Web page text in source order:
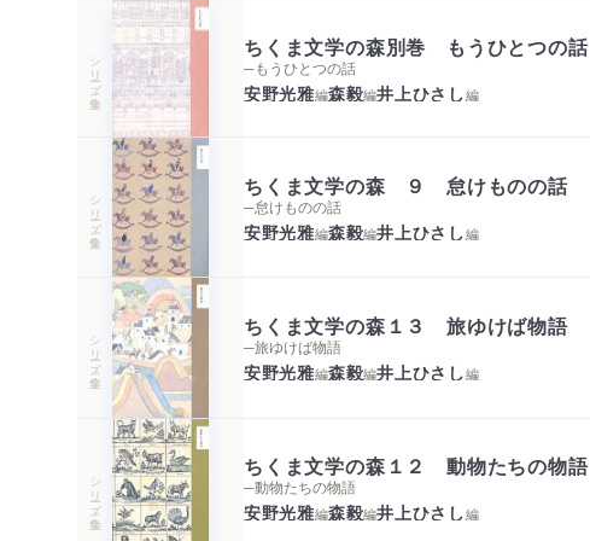
シリーズ・全集
ちくま文学の森別巻 もうひとつの話
─もうひとつの話
安野光雅編森毅編井上ひさし編
シリーズ・全集
ちくま文学の森 ９ 怠けものの話
─怠けものの話
安野光雅編森毅編井上ひさし編
シリーズ・全集
ちくま文学の森１３ 旅ゆけば物語
─旅ゆけば物語
安野光雅編森毅編井上ひさし編
シリーズ・全集
ちくま文学の森１２ 動物たちの物語
─動物たちの物語
安野光雅編森毅編井上ひさし編